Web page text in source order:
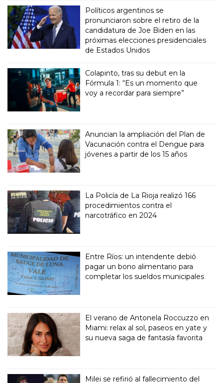
Políticos argentinos se
pronunciaron sobre el retiro de la
candidatura de Joe Biden en las
próximas elecciones presidenciales
de Estados Unidos
Colapinto, tras su debut en la
Fórmula 1: “Es un momento que
voy a recordar para siempre”
Anuncian la ampliación del Plan de
Vacunación contra el Dengue para
jóvenes a partir de los 15 años
La Policía de La Rioja realizó 166
procedimientos contra el
narcotráfico en 2024
Entre Ríos: un intendente debió
pagar un bono alimentario para
completar los sueldos municipales
El verano de Antonela Roccuzzo en
Miami: relax al sol, paseos en yate y
su nueva saga de fantasía favorita
Milei se refirió al fallecimiento del